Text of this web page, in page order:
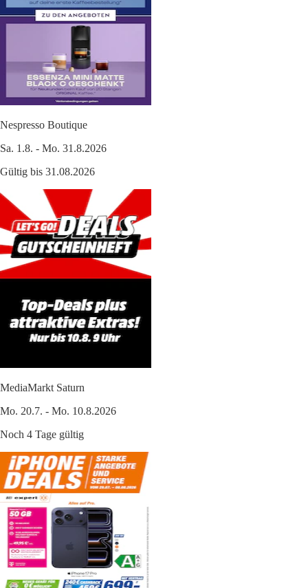
Nespresso Boutique
Sa. 1.8. - Mo. 31.8.2026
Gültig bis 31.08.2026
MediaMarkt Saturn
Mo. 20.7. - Mo. 10.8.2026
Noch 4 Tage gültig